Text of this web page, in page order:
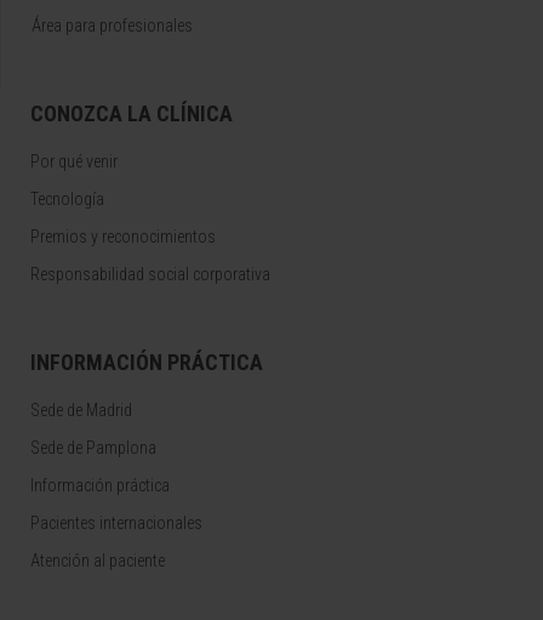
Área para profesionales
CONOZCA LA CLÍNICA
Por qué venir
Tecnología
Premios y reconocimientos
Responsabilidad social corporativa
INFORMACIÓN PRÁCTICA
Sede de Madrid
Sede de Pamplona
Información práctica
Pacientes internacionales
Atención al paciente